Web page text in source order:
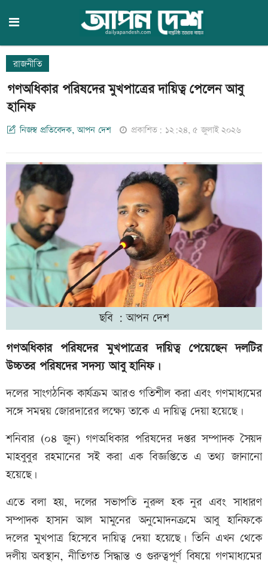
রাজনীতি
গণঅধিকার পরিষদের মুখপাত্রের দায়িত্ব পেলেন আবু
হানিফ
নিজস্ব প্রতিবেদক, আপন দেশ প্রকাশিত: ১২:২৪, ৫ জুলাই ২০২৬
ছবি : আপন দেশ
গণঅধিকার পরিষদের মুখপাত্রের দায়িত্ব পেয়েছেন দলটির
উচ্চতর পরিষদের সদস্য আবু হানিফ।
দলের সাংগঠনিক কার্যক্রম আরও গতিশীল করা এবং গণমাধ্যমের
সঙ্গে সমন্বয় জোরদারের লক্ষ্যে তাকে এ দায়িত্ব দেয়া হয়েছে।
শনিবার (০৪ জুন) গণঅধিকার পরিষদের দপ্তর সম্পাদক সৈয়দ
মাহবুবুর রহমানের সই করা এক বিজ্ঞপ্তিতে এ তথ্য জানানো
হয়েছে।
এতে বলা হয়, দলের সভাপতি নুরুল হক নুর এবং সাধারণ
সম্পাদক হাসান আল মামুনের অনুমোদনক্রমে আবু হানিফকে
দলের মুখপাত্র হিসেবে দায়িত্ব দেয়া হয়েছে। তিনি এখন থেকে
দলীয় অবস্থান, নীতিগত সিদ্ধান্ত ও গুরুত্বপূর্ণ বিষয়ে গণমাধ্যমের